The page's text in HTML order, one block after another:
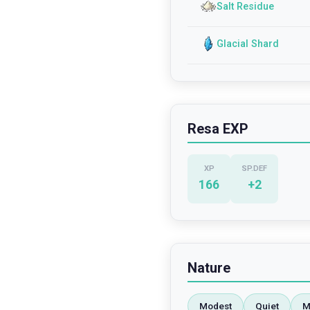
Salt Residue
Glacial Shard
Resa EXP
XP
166
SP.DEF
+2
Nature
Modest Quiet